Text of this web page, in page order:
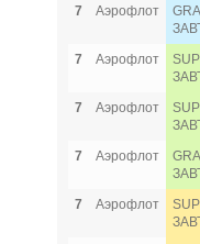
7
Аэрофлот
7
Аэрофлот
7
Аэрофлот
7
Аэрофлот
7
Аэрофлот